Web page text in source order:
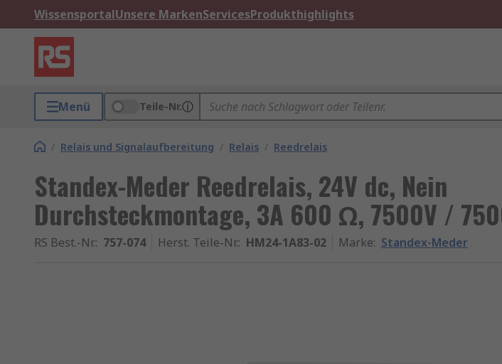
WissensportalUnsere MarkenServicesProdukthighlights
Menü Teile-Nr.
/ Relais und Signalaufbereitung / Relais / Reedrelais
Standex-Meder Reedrelais, 24V dc, Nein
Durchsteckmontage, 3A 600 Ω, 7500V /
RS Best.-Nr.: 757-074 Herst. Teile-Nr.: HM24-1A83-02 Marke: Standex-Meder